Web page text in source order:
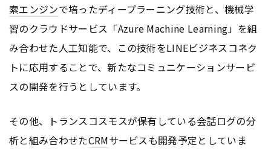
索エンジンで培ったディープラーニング技術と、機械学
習のクラウドサービス「Azure Machine Learning」を組
み合わせた人工知能で、この技術をLINEビジネスコネク
トに応用することで、新たなコミュニケーションサービ
スの開発を行うとしています。
その他、トランスコスモスが保有している会話ログの分
析と組み合わせたCRMサービスも開発予定としていま